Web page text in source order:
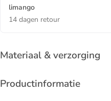
limango
14 dagen retour
Materiaal & verzorging
Productinformatie